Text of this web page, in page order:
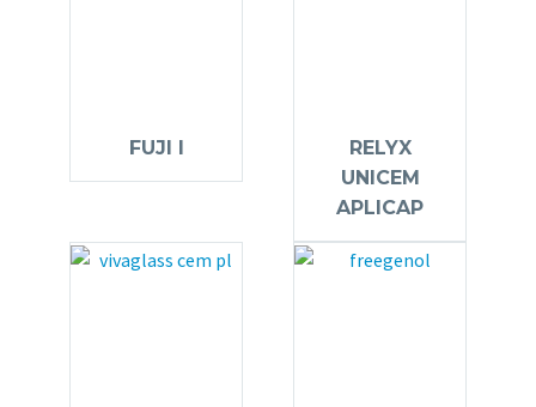
FUJI I
RELYX
UNICEM
APLICAP